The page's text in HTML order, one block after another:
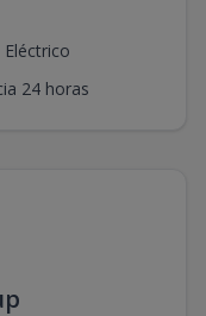
24 horas